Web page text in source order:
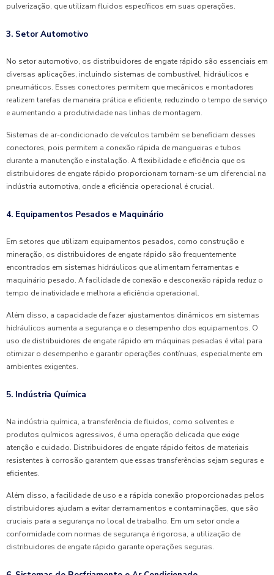
pulverização, que utilizam fluidos específicos em suas operações.
3. Setor Automotivo
No setor automotivo, os distribuidores de engate rápido são essenciais em
diversas aplicações, incluindo sistemas de combustível, hidráulicos e
pneumáticos. Esses conectores permitem que mecânicos e montadores
realizem tarefas de maneira prática e eficiente, reduzindo o tempo de serviço
e aumentando a produtividade nas linhas de montagem.
Sistemas de ar-condicionado de veículos também se beneficiam desses
conectores, pois permitem a conexão rápida de mangueiras e tubos
durante a manutenção e instalação. A flexibilidade e eficiência que os
distribuidores de engate rápido proporcionam tornam-se um diferencial na
indústria automotiva, onde a eficiência operacional é crucial.
4. Equipamentos Pesados e Maquinário
Em setores que utilizam equipamentos pesados, como construção e
mineração, os distribuidores de engate rápido são frequentemente
encontrados em sistemas hidráulicos que alimentam ferramentas e
maquinário pesado. A facilidade de conexão e desconexão rápida reduz o
tempo de inatividade e melhora a eficiência operacional.
Além disso, a capacidade de fazer ajustamentos dinâmicos em sistemas
hidráulicos aumenta a segurança e o desempenho dos equipamentos. O
uso de distribuidores de engate rápido em máquinas pesadas é vital para
otimizar o desempenho e garantir operações contínuas, especialmente em
ambientes exigentes.
5. Indústria Química
Na indústria química, a transferência de fluidos, como solventes e
produtos químicos agressivos, é uma operação delicada que exige
atenção e cuidado. Distribuidores de engate rápido feitos de materiais
resistentes à corrosão garantem que essas transferências sejam seguras e
eficientes.
Além disso, a facilidade de uso e a rápida conexão proporcionadas pelos
distribuidores ajudam a evitar derramamentos e contaminações, que são
cruciais para a segurança no local de trabalho. Em um setor onde a
conformidade com normas de segurança é rigorosa, a utilização de
distribuidores de engate rápido garante operações seguras.